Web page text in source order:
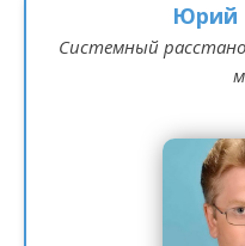
Юрий
Системный